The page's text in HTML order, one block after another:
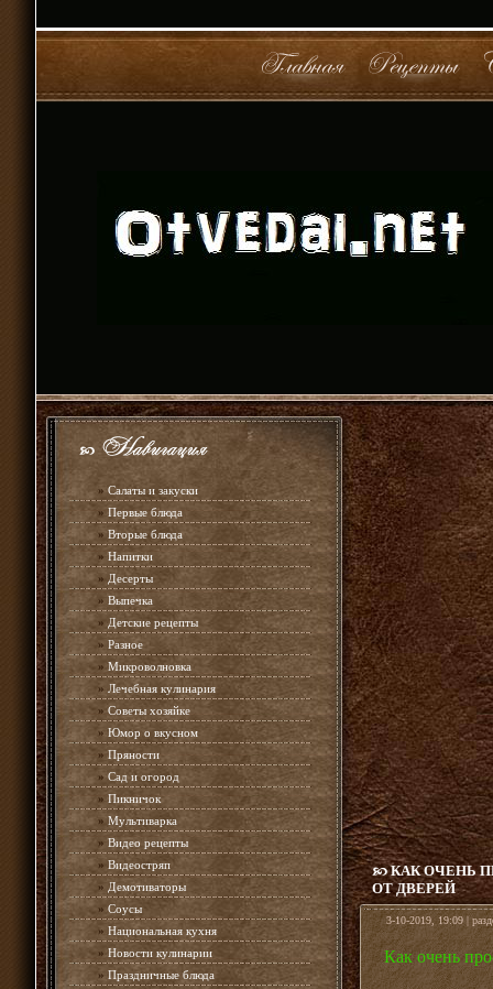
» Салаты и закуски
» Первые блюда
» Вторые блюда
» Напитки
»Десерты
» Выпечка
» Детские рецепты
» Разное
» Микроволновка
» Лечебная кулинария
» Советы хозяйке
» Юмор о вкусном
» Пряности
» Сад и огород
» Пикничок
» Мультиварка
» Видео рецепты
» Видеостряп
» Демотиваторы
» Соусы
» Национальная кухня
» Новости кулинарии
» Праздничные блюда
КАК ОЧЕНЬ
ОТ ДВЕРЕЙ
3-10-2019, 19:09 |
Как очень